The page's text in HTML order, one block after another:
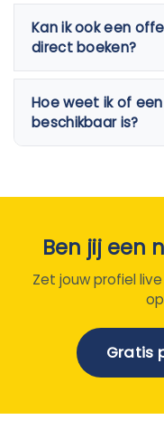
Kan ik ook een
direct boeken?
Hoe weet ik of
beschikbaar is?
Ben jij een
Zet jouw profiel
Gratis